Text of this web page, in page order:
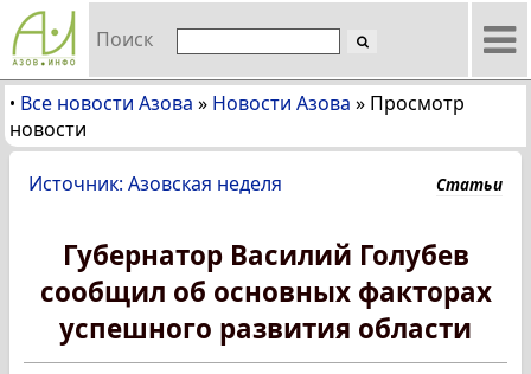
Поиск
• Все новости Азова » Новости Азова » Просмотр
новости
Источник: Азовская неделя Статьи
Губернатор Василий Голубев
сообщил об основных факторах
успешного развития области